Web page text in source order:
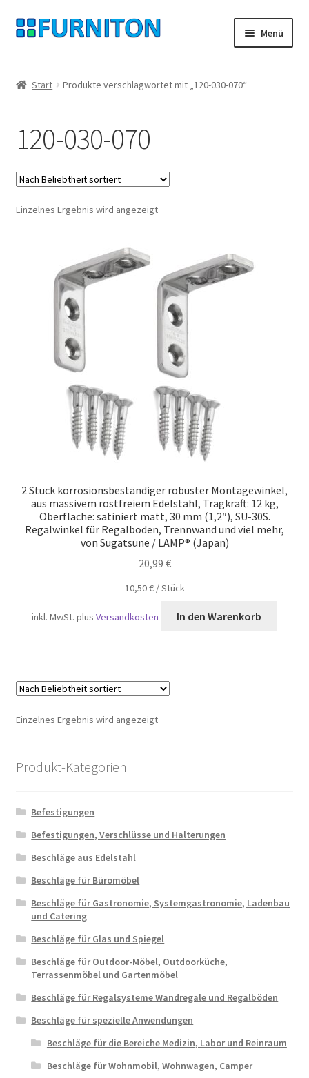
Zur
Navigation
Zum
Inhalt
Menü
Datenschutz
Widerrufsrecht
Kontakt
Start Produkte verschlagwortet mit „120-030-070“
120-030-070
Einzelnes Ergebnis wird angezeigt
2 Stück korrosionsbeständiger robuster Montagewinkel,
aus massivem rostfreiem Edelstahl, Tragkraft: 12 kg,
Oberfläche: satiniert matt, 30 mm (1,2″), SU-30S.
Regalwinkel für Regalboden, Trennwand und viel mehr,
von Sugatsune / LAMP® (Japan)
20,99 €
10,50€/Stück
inkl. MwSt. plusVersandkosten In den Warenkorb
Einzelnes Ergebnis wird angezeigt
Produkt-Kategorien
Befestigungen
Befestigungen, Verschlüsse und Halterungen
Beschläge aus Edelstahl
Beschläge für Büromöbel
Beschläge für Gastronomie, Systemgastronomie, Ladenbau
und Catering
Beschläge für Glas und Spiegel
Beschläge für Outdoor-Möbel, Outdoorküche,
Terrassenmöbel und Gartenmöbel
Beschläge für Regalsysteme Wandregale und Regalböden
Beschläge für spezielle Anwendungen
Beschläge für die Bereiche Medizin, Labor und Reinraum
Beschläge für Wohnmobil, Wohnwagen, Camper